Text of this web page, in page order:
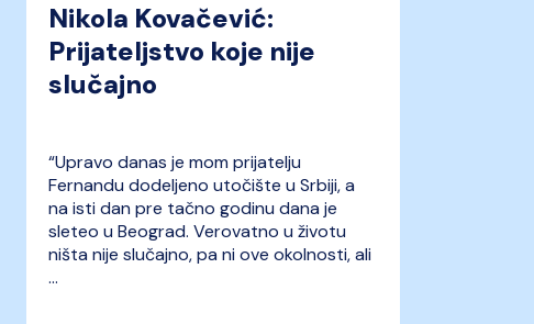
Nikola Kovačević:
Prijateljstvo koje nije
slučajno
“Upravo danas je mom prijatelju
Fernandu dodeljeno utočište u Srbiji, a
na isti dan pre tačno godinu dana je
sleteo u Beograd. Verovatno u životu
ništa nije slučajno, pa ni ove okolnosti, ali
...